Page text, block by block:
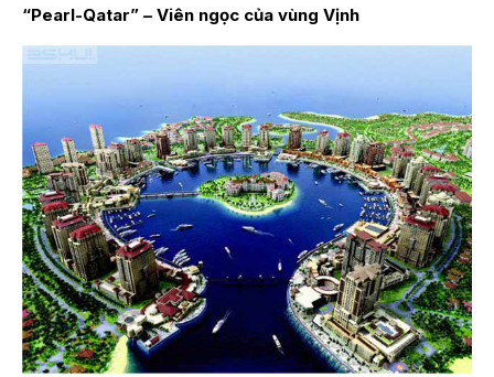
“Pearl-Qatar” – Viên ngọc của vùng Vịnh